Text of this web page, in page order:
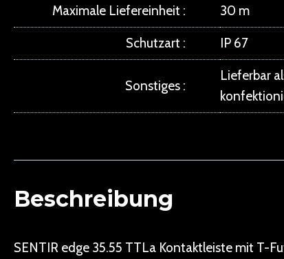
Maximale Liefereinheit 30 m
Schutzart IP 67
Sonstiges
Lieferbar
Beschreibung
SENTIR edge 35.55 TTLa Kontaktleiste mit T-